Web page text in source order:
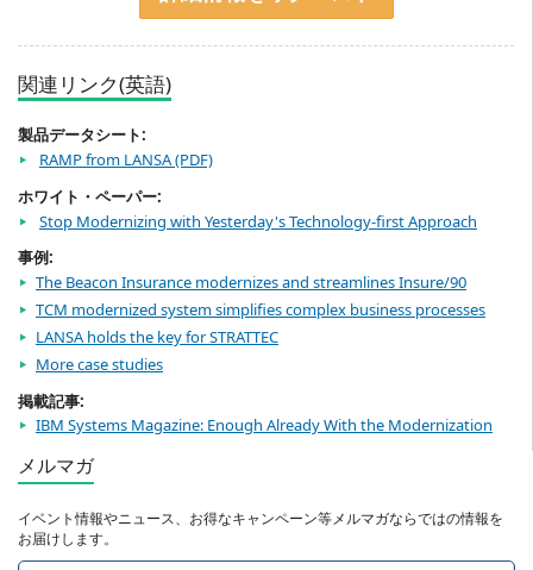
関連リンク(英語)
製品データシート:
RAMP from LANSA
ホワイト・ペーパー:
Stop Modernizing with Yesterday's Technology-first Approach
事例:
The Beacon Insurance modernizes and streamlines Insure/90
TCM modernized system simplifies complex business processes
LANSA holds the key for STRATTEC
More case studies
掲載記事:
IBM Systems Magazine: Enough Already With the Modernization
メルマガ
イベント情報やニュース、お得なキャンペーン等メルマガならではの情報を
お届けします。